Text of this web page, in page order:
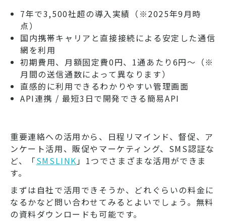
7年で3,500社超の導入実績（※2025年9月時
点）
国内携帯キャリアと直接接続による安定した通信
網を利用
初期費用、月額固定費0円、1通あたり6円～（※
月間の送信通数によって異なります）
直感的に利用できるわかりやすい管理画面
API連携 / 最短3日で開発できる簡易API
重要連絡への活用から、日程リマインド、督促、ア
ンケート活用、販促やマーケティング、SMS認証な
ど、「SMSLINK」1つでさまざまな活用ができま
す。
まずは自社で活用できそうか、どれぐらいの料金に
なるかなど問い合わせてみるとよいでしょう。無料
の資料ダウンロードも可能です。